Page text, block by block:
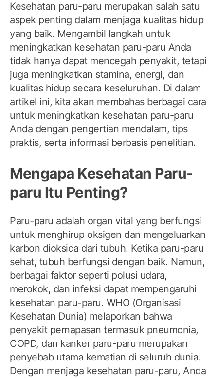
Kesehatan paru-paru merupakan salah satu
aspek penting dalam menjaga kualitas hidup
yang baik. Mengambil langkah untuk
meningkatkan kesehatan paru-paru Anda
tidak hanya dapat mencegah penyakit, tetapi
juga meningkatkan stamina, energi, dan
kualitas hidup secara keseluruhan. Di dalam
artikel ini, kita akan membahas berbagai cara
untuk meningkatkan kesehatan paru-paru
Anda dengan pengertian mendalam, tips
praktis, serta informasi berbasis penelitian.
Mengapa Kesehatan Paru-
paru Itu Penting?
Paru-paru adalah organ vital yang berfungsi
untuk menghirup oksigen dan mengeluarkan
karbon dioksida dari tubuh. Ketika paru-paru
sehat, tubuh berfungsi dengan baik. Namun,
berbagai faktor seperti polusi udara,
merokok, dan infeksi dapat mempengaruhi
kesehatan paru-paru. WHO (Organisasi
Kesehatan Dunia) melaporkan bahwa
penyakit pernapasan termasuk pneumonia,
COPD, dan kanker paru-paru merupakan
penyebab utama kematian di seluruh dunia.
Dengan menjaga kesehatan paru-paru, Anda